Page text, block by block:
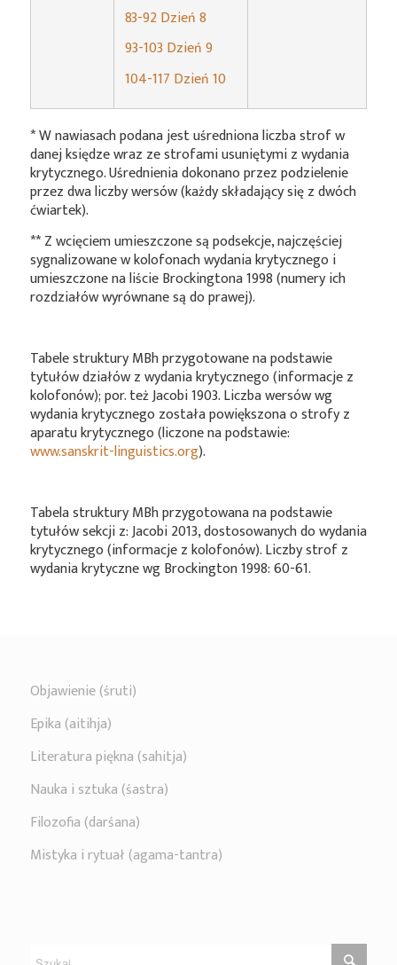
83-92 Dzień 8
93-103 Dzień 9
104-117 Dzień 10
* W nawiasach podana jest uśredniona liczba strof w
danej księdze wraz ze strofami usuniętymi z wydania
krytycznego. Uśrednienia dokonano przez podzielenie
przez dwa liczby wersów (każdy składający się z dwóch
ćwiartek).
** Z wcięciem umieszczone są podsekcje, najczęściej
sygnalizowane w kolofonach wydania krytycznego i
umieszczone na liście Brockingtona 1998 (numery ich
rozdziałów wyrównane są do prawej).
Tabele struktury MBh przygotowane na podstawie
tytułów działów z wydania krytycznego (informacje z
kolofonów); por. też Jacobi 1903. Liczba wersów wg
wydania krytycznego została powiększona o strofy z
aparatu krytycznego (liczone na podstawie:
www.sanskrit-linguistics.org).
Tabela struktury MBh przygotowana na podstawie
tytułów sekcji z: Jacobi 2013, dostosowanych do wydania
krytycznego (informacje z kolofonów). Liczby strof z
wydania krytyczne wg Brockington 1998: 60-61.
Objawienie (śruti)
Epika (aitihja)
Literatura piękna (sahitja)
Nauka i sztuka (śastra)
Filozofia (darśana)
Mistyka i rytuał (agama-tantra)